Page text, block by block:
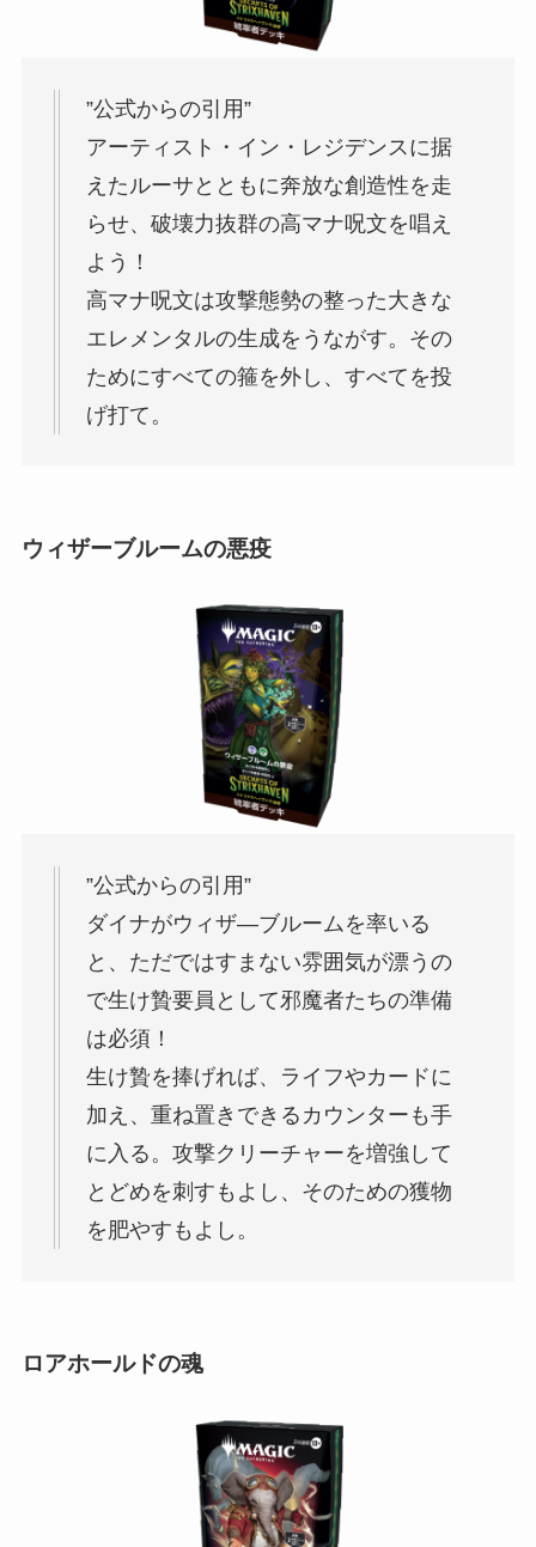
”公式からの引用”
アーティスト・イン・レジデンスに据
えたルーサとともに奔放な創造性を走
らせ、破壊力抜群の高マナ呪文を唱え
よう！
高マナ呪文は攻撃態勢の整った大きな
エレメンタルの生成をうながす。その
ためにすべての箍を外し、すべてを投
げ打て。
ウィザーブルームの悪疫
”公式からの引用”
ダイナがウィザ―ブルームを率いる
と、ただではすまない雰囲気が漂うの
で生け贄要員として邪魔者たちの準備
は必須！
生け贄を捧げれば、ライフやカードに
加え、重ね置きできるカウンターも手
に入る。攻撃クリーチャーを増強して
とどめを刺すもよし、そのための獲物
を肥やすもよし。
ロアホールドの魂